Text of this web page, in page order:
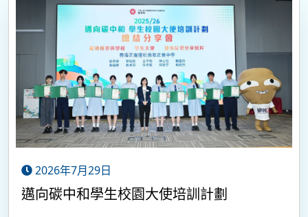
2026年7月29日
邁向碳中和學生校園大使培訓計劃